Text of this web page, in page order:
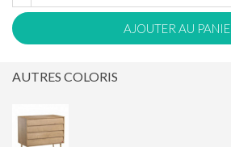
AJOUTER AU
AUTRES COLORIS